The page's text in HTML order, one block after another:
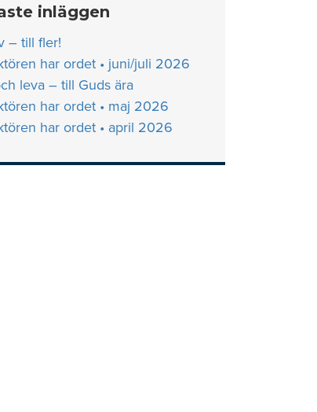
inläggen
– till fler!
har ordet • juni/juli 2026
leva – till Guds ära
har ordet • maj 2026
har ordet • april 2026